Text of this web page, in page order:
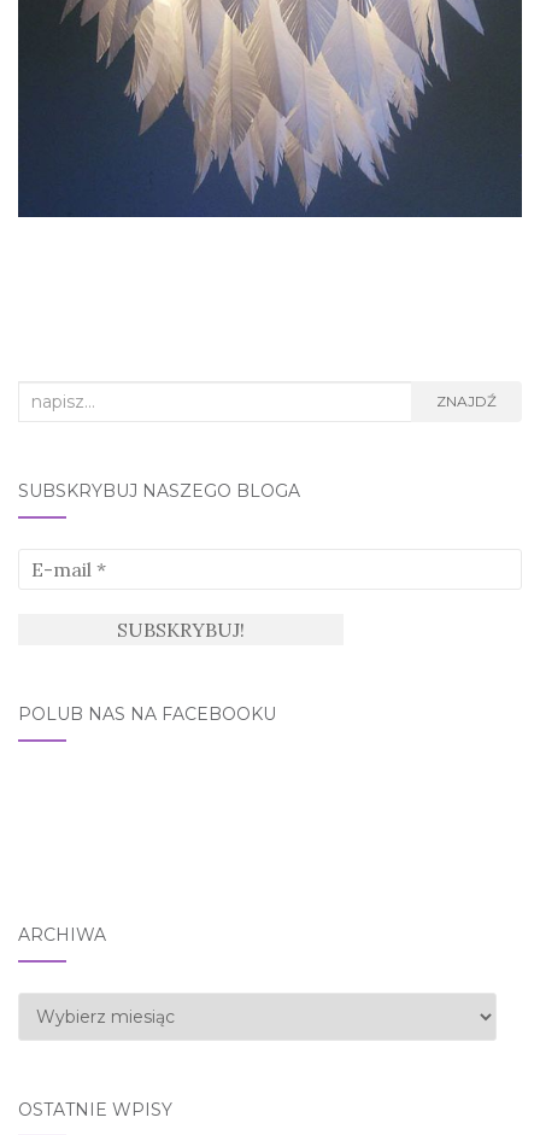
Search
ZNAJDŹ
SUBSKRYBUJ NASZEGO BLOGA
POLUB NAS NA FACEBOOKU
ARCHIWA
Archiwa
OSTATNIE WPISY